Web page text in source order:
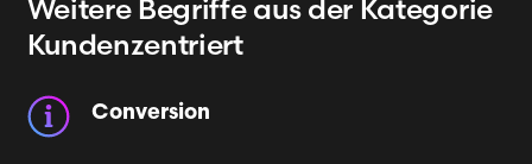
Weitere Begriffeaus der Kategorie
Kundenzentriert
Conversion